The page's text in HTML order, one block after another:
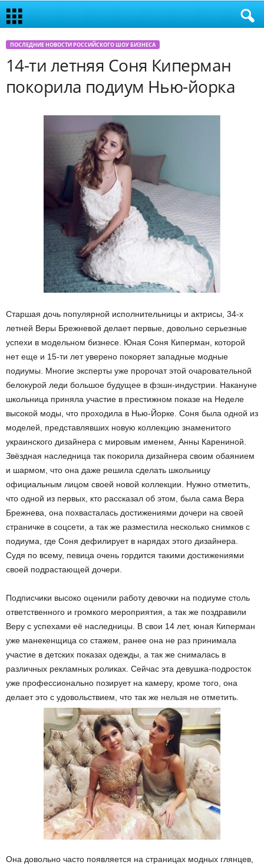
ПОСЛЕДНИЕ НОВОСТИ РОССИЙСКОГО ШОУ БИЗНЕСА
14-ти летняя Соня Киперман
покорила подиум Нью-йорка
Старшая дочь популярной исполнительницы и актрисы, 34-х
летней Веры Брежневой делает первые, довольно серьезные
успехи в модельном бизнесе. Юная Соня Киперман, которой
нет еще и 15-ти лет уверено покоряет западные модные
подиумы. Многие эксперты уже пророчат этой очаровательной
белокурой леди большое будущее в фэшн-индустрии. Накануне
школьница приняла участие в престижном показе на Неделе
высокой моды, что проходила в Нью-Йорке. Соня была одной из
моделей, представлявших новую коллекцию знаменитого
украинского дизайнера с мировым именем, Анны Карениной.
Звёздная наследница так покорила дизайнера своим обаянием
и шармом, что она даже решила сделать школьницу
официальным лицом своей новой коллекции. Нужно отметить,
что одной из первых, кто рассказал об этом, была сама Вера
Брежнева, она похвасталась достижениями дочери на своей
страничке в соцсети, а так же разместила несколько снимков с
подиума, где Соня дефилирует в нарядах этого дизайнера.
Судя по всему, певица очень гордится такими достижениями
своей подрастающей дочери.
Подписчики высоко оценили работу девочки на подиуме столь
ответственного и громкого мероприятия, а так же поздравили
Веру с успехами её наследницы. В свои 14 лет, юная Киперман
уже манекенщица со стажем, ранее она не раз принимала
участие в детских показах одежды, а так же снималась в
различных рекламных роликах. Сейчас эта девушка-подросток
уже профессионально позирует на камеру, кроме того, она
делает это с удовольствием, что так же нельзя не отметить.
Она довольно часто появляется на страницах модных глянцев,